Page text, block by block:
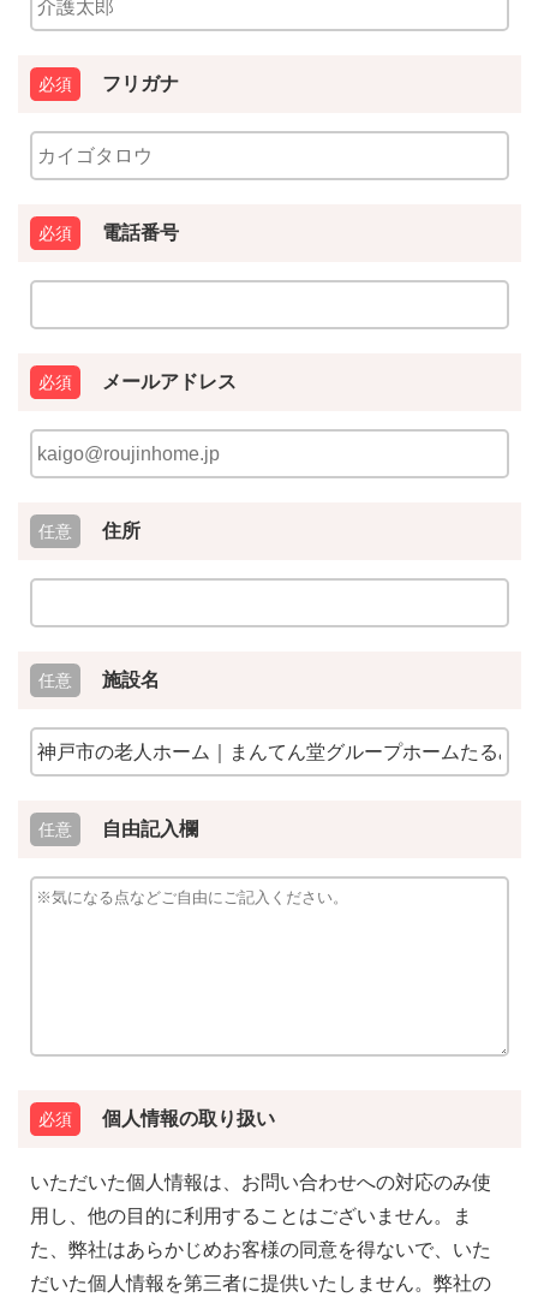
フリガナ
電話番号
メールアドレス
住所
施設名
自由記入欄
個人情報の取り扱い
いただいた個人情報は、お問い合わせへの対応のみ使
用し、他の目的に利用することはございません。ま
た、弊社はあらかじめお客様の同意を得ないで、いた
だいた個人情報を第三者に提供いたしません。弊社の